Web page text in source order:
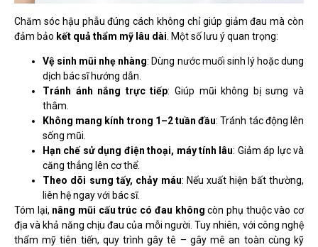
Chăm sóc hậu phẫu đúng cách không chỉ giúp giảm đau mà còn
đảm bảo kết quả thẩm mỹ lâu dài . Một số lưu ý quan trọng:
Vệ sinh mũi nhẹ nhàng: Dùng nước muối sinh lý hoặc dung
dịch bác sĩ hướng dẫn.
Tránh ánh nắng trực tiếp: Giúp mũi không bị sưng và
thâm.
Không mang kính trong 1–2 tuần đầu: Tránh tác động lên
sống mũi.
Hạn chế sử dụng điện thoại, máy tính lâu: Giảm áp lực và
căng thẳng lên cơ thể.
Theo dõi sưng tấy, chảy máu: Nếu xuất hiện bất thường,
liên hệ ngay với bác sĩ.
Tóm lại, nâng mũi cấu trúc có đau không còn phụ thuộc vào cơ
địa và khả năng chịu đau của mỗi người. Tuy nhiên, với công nghệ
thẩm mỹ tiên tiến, quy trình gây tê – gây mê an toàn cùng kỹ